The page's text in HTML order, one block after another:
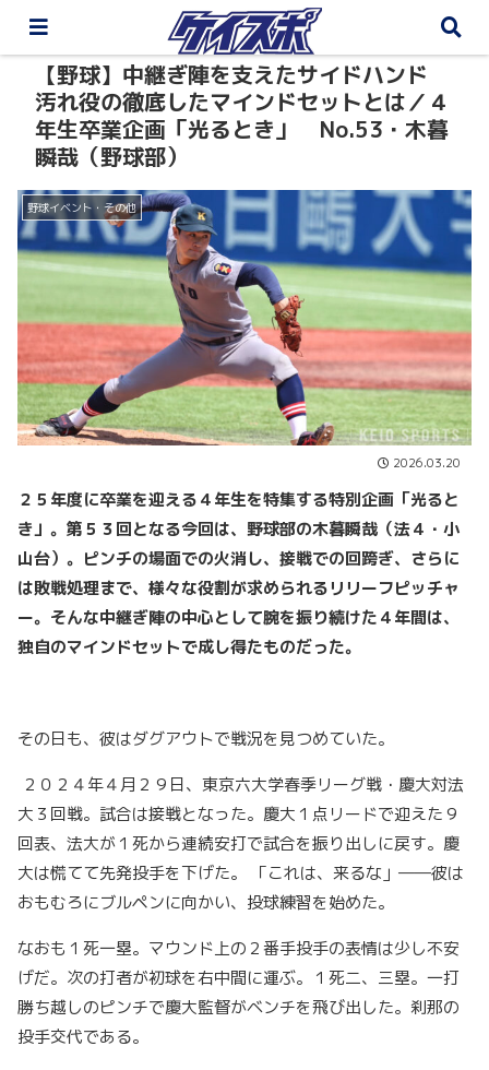
【野球】中継ぎ陣を支えたサイドハンド
汚れ役の徹底したマインドセットとは／４
年生卒業企画「光るとき」 No.53・木暮
瞬哉（野球部）
野球イベント・その他
2026.03.20
２５年度に卒業を迎える４年生を特集する特別企画「光ると
き」。第５３回となる今回は、野球部の木暮瞬哉（法４・小
山台）。ピンチの場面での火消し、接戦での回跨ぎ、さらに
は敗戦処理まで、様々な役割が求められるリリーフピッチャ
ー。そんな中継ぎ陣の中心として腕を振り続けた４年間は、
独自のマインドセットで成し得たものだった。
その日も、彼はダグアウトで戦況を見つめていた。
２０２４年４月２９日、東京六大学春季リーグ戦・慶大対法
大３回戦。試合は接戦となった。慶大１点リードで迎えた９
回表、法大が１死から連続安打で試合を振り出しに戻す。慶
大は慌てて先発投手を下げた。 「これは、来るな」――彼は
おもむろにブルペンに向かい、投球練習を始めた。
なおも１死一塁。マウンド上の２番手投手の表情は少し不安
げだ。次の打者が初球を右中間に運ぶ。１死二、三塁。一打
勝ち越しのピンチで慶大監督がベンチを飛び出した。刹那の
投手交代である。